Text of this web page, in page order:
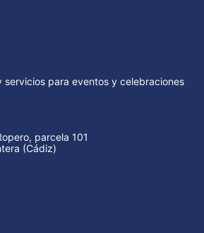
servicios para eventos y celebraciones
parcela 101
(Cádiz)